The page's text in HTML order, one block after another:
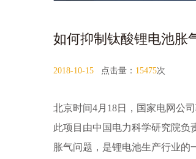
如何抑制钛酸锂电池胀
2018-10-15 点击量： 15475次
北京时间4月18日，国家电网公
此项目由中国电力科学研究院负
胀气问题，是锂电池生产行业的